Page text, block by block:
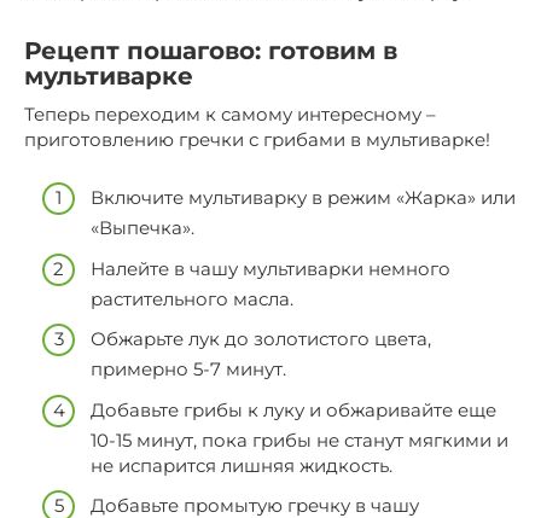
Рецепт пошагово: готовим в
мультиварке
Теперь переходим к самому интересному –
приготовлению гречки с грибами в мультиварке!
Включите мультиварку в режим «Жарка» или
«Выпечка».
Налейте в чашу мультиварки немного
растительного масла.
Обжарьте лук до золотистого цвета,
примерно 5-7 минут.
Добавьте грибы к луку и обжаривайте еще
10-15 минут, пока грибы не станут мягкими и
не испарится лишняя жидкость.
Добавьте промытую гречку в чашу